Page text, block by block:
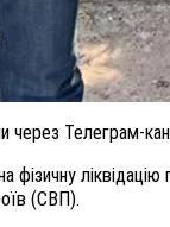
через Телеграм-
(СВП).